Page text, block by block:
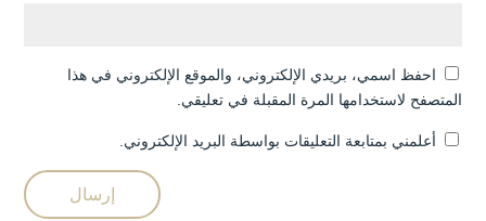
احفظ اسمي، بريدي الإلكتروني، والموقع الإلكتروني في هذا
المتصفح لاستخدامها المرة المقبلة في تعليقي.
أعلمني بمتابعة التعليقات بواسطة البريد الإلكتروني.